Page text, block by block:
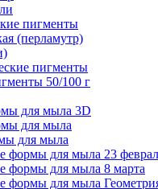
пигменты
(перламутр)
пигменты
50/100 г
для мыла 3D
для мыла
для мыла
формы для мыла 23
формы для мыла 8 марта
формы для мыла